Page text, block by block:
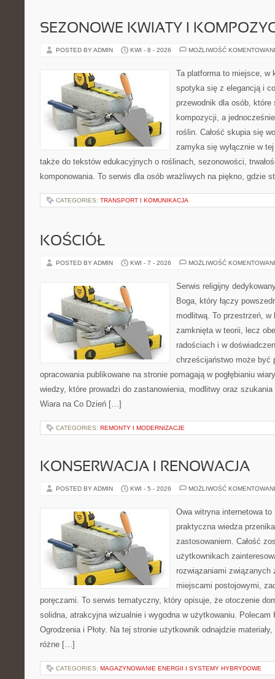
SEZONOWE KWIATY I
POSTED BY ADMIN KWI - 8 - 2026 MOŻLIWOŚĆ
Ta platforma to miejsce, w
spotyka się z elegancją i
przewodnik dla osób, które
kompozycji, a
roślin. Całość skupia się
zamyka się wyłącznie w
także do tekstów edukacyjnych o roślinach, sezonowości,
komponowania. To serwis dla osób wrażliwych na piękno, gdzie
CATEGORIES: TRANSPORT I KOMUNIKACJA
KOŚCIÓŁ
POSTED BY ADMIN KWI - 7 - 2026 MOŻLIWOŚĆ
Serwis religijny
Boga, który łączy
modlitwą. To przestrzeń,
zamknięta w teorii, lecz
radościach i w
chrześcijaństwo może być
opracowania publikowane na stronie pomagają w pogłębianiu
wiedzy, które prowadzi do zastanowienia, modlitwy oraz
Wiara na Co Dzień […]
CATEGORIES: REMONTY I MODERNIZACJE
KONSERWACJA I RENOWACJA
POSTED BY ADMIN KWI - 5 - 2026 MOŻLIWOŚĆ
Owa witryna internetowa
praktyczna wiedza
zastosowaniem. Całość
użytkownikach
rozwiązaniami związanych
miejscami postojowymi,
poręczami. To serwis tematyczny, który opisuje, że otoczenie
solidna, atrakcyjna wizualnie i wygodna w użytkowaniu. Polecam
Ogrodzenia i Płoty. Na tej stronie użytkownik odnajdzie
różne […]
CATEGORIES: MAGAZYNOWANIE ENERGII I SYSTEMY HYBRYDOWE